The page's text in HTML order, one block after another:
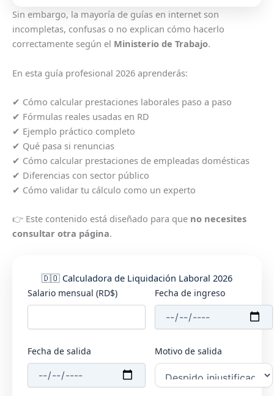
Sin embargo, la mayoría de guías en internet son
incompletas, confusas o no explican cómo hacerlo
correctamente según el Ministerio de Trabajo.
En esta guía profesional 2026 aprenderás:
✔ Cómo calcular prestaciones laborales paso a paso
✔ Fórmulas reales usadas en RD
✔ Ejemplo práctico completo
✔ Qué pasa si renuncias
✔ Cómo calcular prestaciones de empleadas domésticas
✔ Diferencias con sector público
✔ Cómo validar tu cálculo como un experto
👉 Este contenido está diseñado para que no necesites
consultar otra página.
🇩🇴 Calculadora de Liquidación Laboral 2026
Salario mensual (RD$) Fecha de ingreso
Fecha de salida Motivo de salida